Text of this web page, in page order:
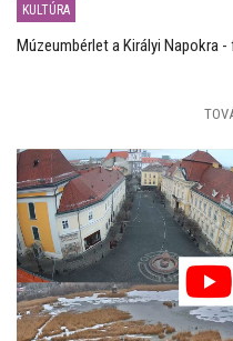
KULTÚRA
Múzeumbérlet a Királyi Napokra